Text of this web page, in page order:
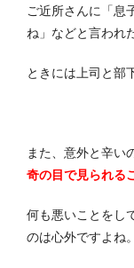
ご近所さんに「息
ね」などと言われ
ときには上司と部
また、意外と辛い
奇の目で見られる
何も悪いことをし
のは心外ですよね。